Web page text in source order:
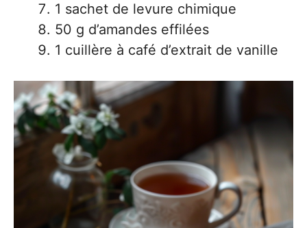
1 sachet de levure chimique
50 g d’amandes effilées
1 cuillère à café d’extrait de vanille